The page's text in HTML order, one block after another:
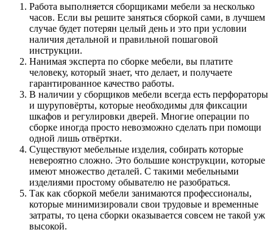
Работа выполняется сборщиками мебели за несколько
часов. Если вы решите заняться сборкой сами, в лучшем
случае будет потерян целый день и это при условии
наличия детальной и правильной пошаговой
инструкции.
Нанимая эксперта по сборке мебели, вы платите
человеку, который знает, что делает, и получаете
гарантированное качество работы.
В наличии у сборщиков мебели всегда есть перфораторы
и шуруповёрты, которые необходимы для фиксации
шкафов и регулировки дверей. Многие операции по
сборке иногда просто невозможно сделать при помощи
одной лишь отвёртки.
Существуют мебельные изделия, собирать которые
невероятно сложно. Это большие конструкции, которые
имеют множество деталей. С такими мебельными
изделиями простому обывателю не разобраться.
Так как сборкой мебели занимаются профессионалы,
которые минимизировали свои трудовые и временные
затраты, то цена сборки оказывается совсем не такой уж
высокой.